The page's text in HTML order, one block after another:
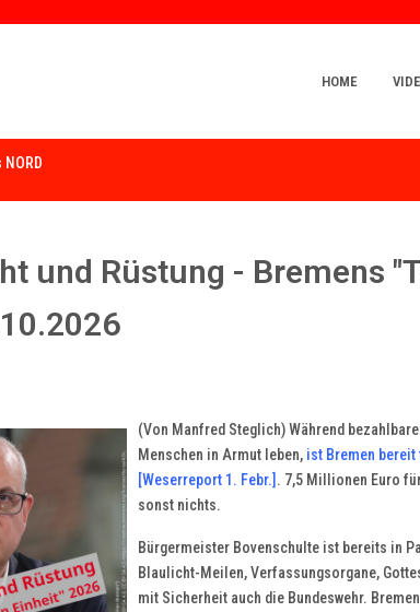
HOME
und Rüstung - Bremens
(Von Manfred Steglich) Während
Menschen in Armut leben, ist Bremen
[Weserreport 1. Febr.] . 7,5 Millionen Euro
sonst nichts.
Bürgermeister Bovenschulte ist bereits in
Blaulicht-Meilen, Verfassungsorgane,
mit Sicherheit auch die Bundeswehr.